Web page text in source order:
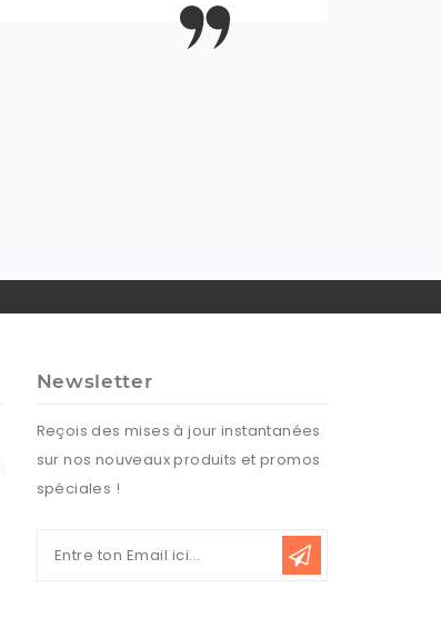
Newsletter
Reçois des mises à jour instantanées
sur nos nouveaux produits et promos
spéciales !